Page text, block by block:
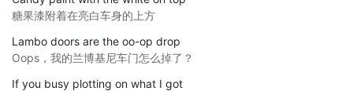
糖果漆附着在亮白车身的上方
Lambo doors are the oo-op drop
Oops，我的兰博基尼车门怎么掉了？
If you busy plotting on what I got